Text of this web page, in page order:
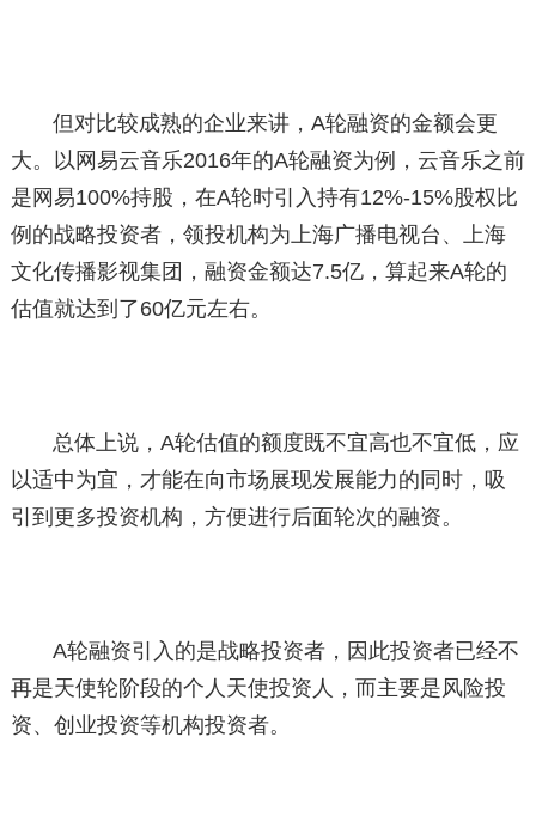
但对比较成熟的企业来讲，A轮融资的金额会更
大。以网易云音乐2016年的A轮融资为例，云音乐之前
是网易100%持股，在A轮时引入持有12%-15%股权比
例的战略投资者，领投机构为上海广播电视台、上海
文化传播影视集团，融资金额达7.5亿，算起来A轮的
估值就达到了60亿元左右。
总体上说，A轮估值的额度既不宜高也不宜低，应
以适中为宜，才能在向市场展现发展能力的同时，吸
引到更多投资机构，方便进行后面轮次的融资。
A轮融资引入的是战略投资者，因此投资者已经不
再是天使轮阶段的个人天使投资人，而主要是风险投
资、创业投资等机构投资者。